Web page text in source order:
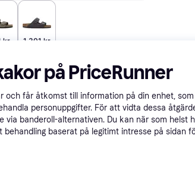
kr 1 301 kr
på PriceRunner
och får åtkomst till information på din enhet,
personuppgifter. För att vidta dessa
via banderoll-alternativen. Du kan när som helst
behandling baserat på legitimt intresse på sidan